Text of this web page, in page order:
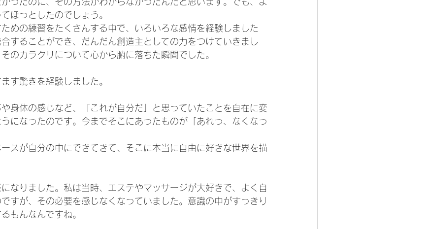
ほっとしたのでしょう。
めの練習をたくさんする中で、いろいろな感情を経験しました
することができ、だんだん創造主としての力をつけていきまし
のカラクリについて心から腑に落ちた瞬間でした。
す驚きを経験しました。
身体の感じなど、「これが自分だ」と思っていたことを自在に変
になったのです。今までそこにあったものが「あれっ、なくなっ
スが自分の中にできてきて、そこに本当に自由に好きな世界を描
なりました。私は当時、エステやマッサージが大好きで、よく自
すが、その必要を感じなくなっていました。意識の中がすっきり
もんなんですね。